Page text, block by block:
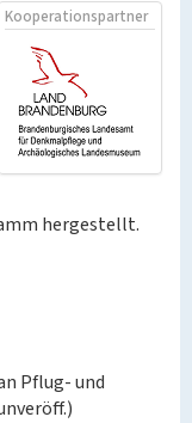
Kooperationspartner
hergestellt.
Pflug- und